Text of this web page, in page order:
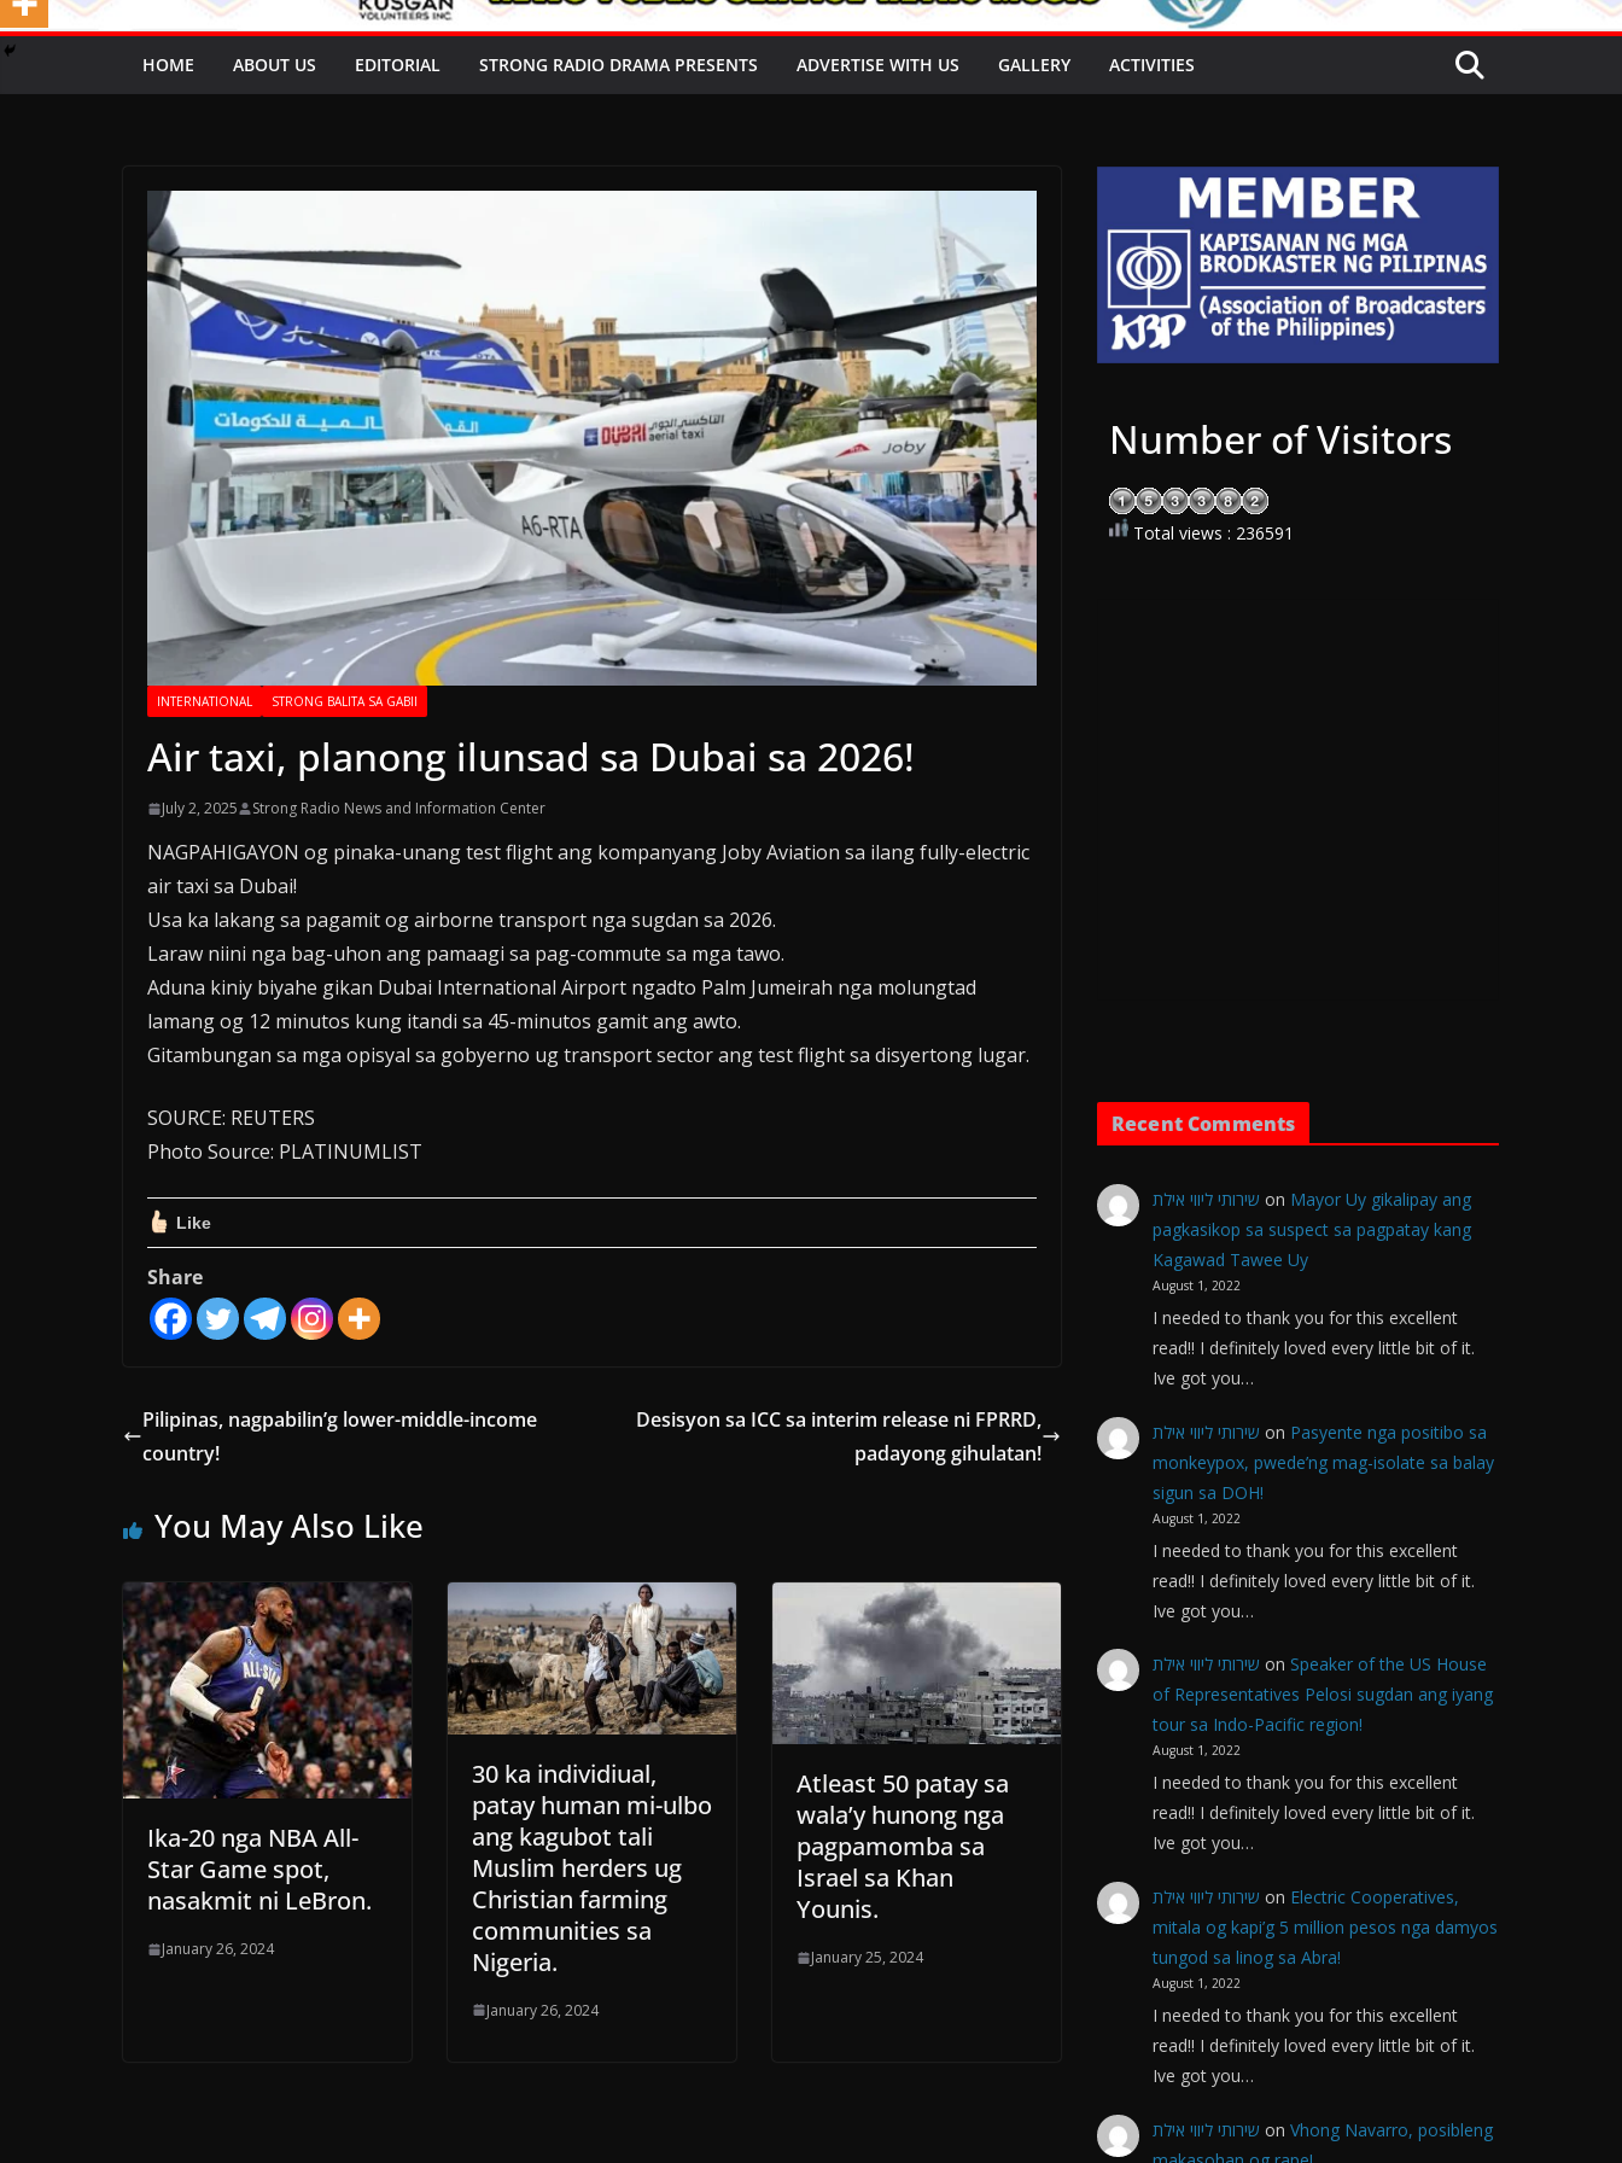
HOME ABOUT US EDITORIAL STRONG RADIO DRAMA PRESENTS ADVERTISE WITH US GALLERY ACTIVITIES
INTERNATIONAL STRONG BALITA SA GABII
Air taxi, planong ilunsad sa Dubai sa 2026!
July 2, 2025 Strong Radio News and Information Center
NAGPAHIGAYON og pinaka-unang test flight ang kompanyang Joby Aviation sa ilang fully-electric
air taxi sa Dubai!
Usa ka lakang sa pagamit og airborne transport nga sugdan sa 2026.
Laraw niini nga bag-uhon ang pamaagi sa pag-commute sa mga tawo.
Aduna kiniy biyahe gikan Dubai International Airport ngadto Palm Jumeirah nga molungtad
lamang og 12 minutos kung itandi sa 45-minutos gamit ang awto.
Gitambungan sa mga opisyal sa gobyerno ug transport sector ang test flight sa disyertong lugar.
SOURCE: REUTERS
Photo Source: PLATINUMLIST
Like
Share
Pilipinas, nagpabilin’g lower-middle-income
country!
Desisyon sa ICC sa interim release ni FPRRD,
padayong gihulatan!
You May Also Like
Ika-20 nga NBA All-
Star Game spot,
nasakmit ni LeBron.
January 26, 2024
30 ka individiual,
patay human mi-ulbo
ang kagubot tali
Muslim herders ug
Christian farming
communities sa
Nigeria.
January 26, 2024
Atleast 50 patay sa
wala’y hunong nga
pagpamomba sa
Israel sa Khan
Younis.
January 25, 2024
Number of Visitors
Total views : 236591
Recent Comments
שירותי ליווי אילת on Mayor Uy gikalipay ang
pagkasikop sa suspect sa pagpatay kang
Kagawad Tawee Uy
August 1, 2022
I needed to thank you for this excellent
read!! I definitely loved every little bit of it.
Ive got you…
שירותי ליווי אילת on Pasyente nga positibo sa
monkeypox, pwede’ng mag-isolate sa balay
sigun sa DOH!
August 1, 2022
I needed to thank you for this excellent
read!! I definitely loved every little bit of it.
Ive got you…
שירותי ליווי אילת on Speaker of the US House
of Representatives Pelosi sugdan ang iyang
tour sa Indo-Pacific region!
August 1, 2022
I needed to thank you for this excellent
read!! I definitely loved every little bit of it.
Ive got you…
שירותי ליווי אילת on Electric Cooperatives,
mitala og kapi’g 5 million pesos nga damyos
tungod sa linog sa Abra!
August 1, 2022
I needed to thank you for this excellent
read!! I definitely loved every little bit of it.
Ive got you…
שירותי ליווי אילת on Vhong Navarro, posibleng